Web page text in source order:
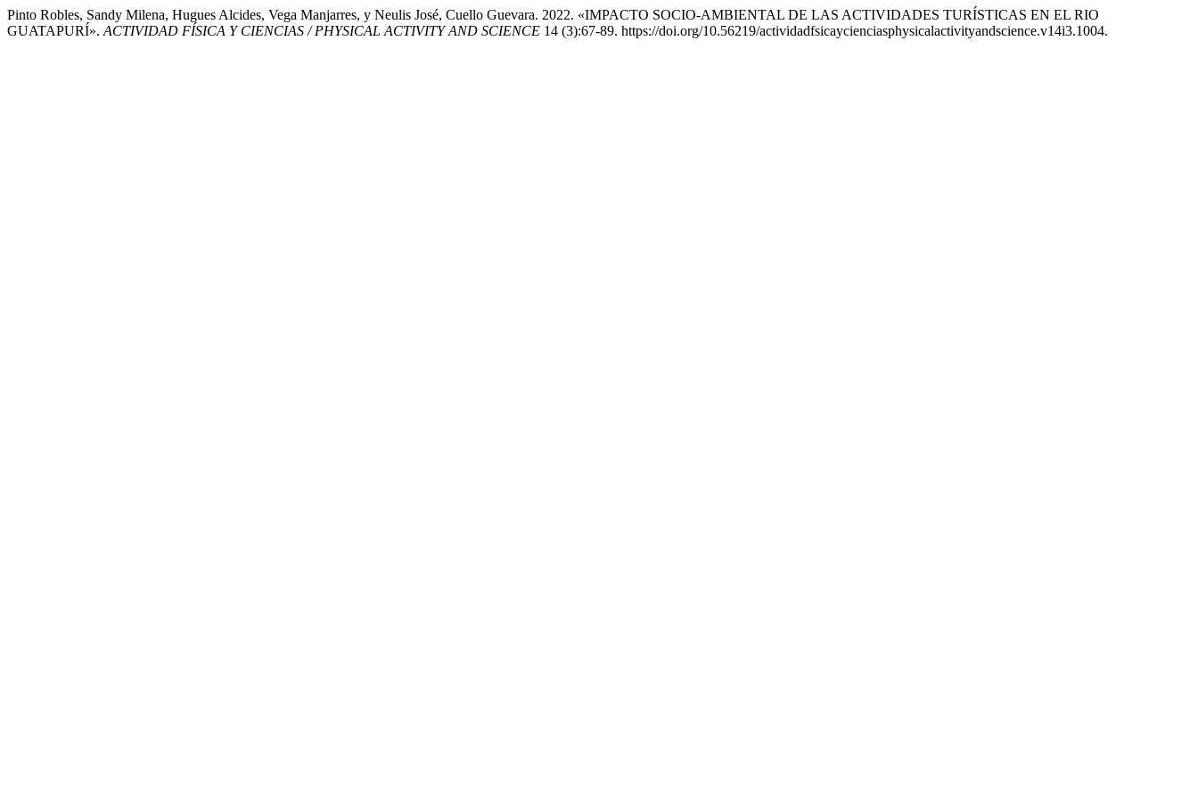
Pinto Robles, Sandy Milena, Hugues Alcides, Vega Manjarres, y Neulis José, Cuello Guevara. 2022. «IMPACTO SOCIO-AMBIENTAL DE LAS ACTIVIDADES TURÍSTICAS EN EL RIO
GUATAPURÍ». ACTIVIDAD FÍSICA Y CIENCIAS / PHYSICAL ACTIVITY AND SCIENCE 14 (3):67-89. https://doi.org/10.56219/actividadfsicaycienciasphysicalactivityandscience.v14i3.1004.